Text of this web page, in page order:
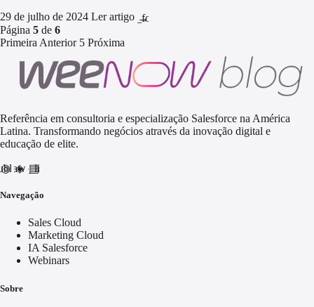
29 de julho de 2024 Ler artigo
arrow_forward
Página 5 de 6
Primeira Anterior 5 Próxima
Referência em consultoria e especialização Salesforce na América
Latina. Transformando negócios através da inovação digital e
educação de elite.
video_library
Navegação
Sales Cloud
Marketing Cloud
IA Salesforce
Webinars
Sobre